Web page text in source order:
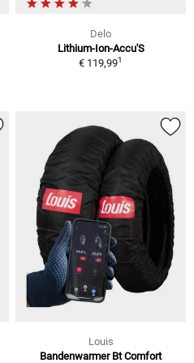
Delo
Lithium-Ion-Accu'S
€ 119,991
Louis
Bandenwarmer Bt Comfort